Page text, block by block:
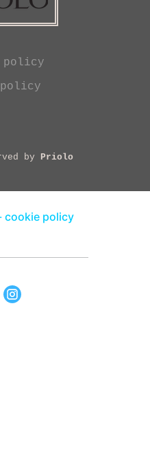
policy
by Priolo
cookie policy